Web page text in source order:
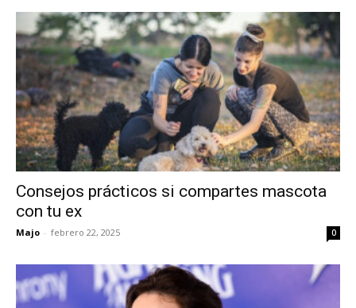
Consejos prácticos si compartes mascota
con tu ex
Majo - febrero 22, 2025 0